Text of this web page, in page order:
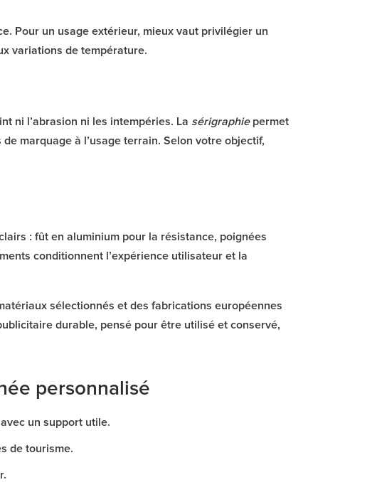
Pour un usage extérieur, mieux vaut privilégier un
variations de température.
ni l’abrasion ni les intempéries. La sérigraphiepermet
marquage à l’usage terrain. Selon votre objectif,
: fût en aluminium pour la résistance, poignées
conditionnent l’expérience utilisateur et la
sélectionnés et des fabrications européennes
durable, pensé pour être utilisé et conservé,
personnalisé
un support utile.
de tourisme.